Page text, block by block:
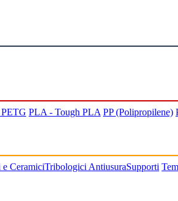
PLA - Tough PLA PP (Polipropilene)
CeramiciTribologici AntiusuraSupporti